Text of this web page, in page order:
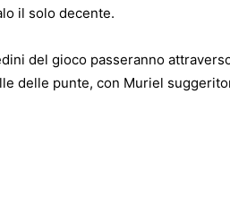
il solo decente.
del gioco passeranno
delle punte, con Muriel